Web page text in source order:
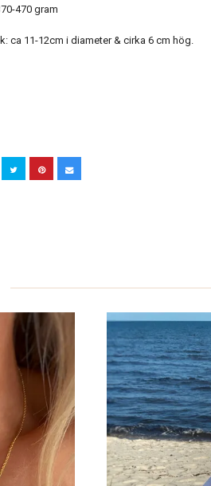
470 gram
ca 11-12cm i diameter & cirka 6 cm hög.